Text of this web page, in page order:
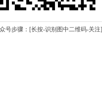
号步骤：[长按-识别图中二维码-关注]